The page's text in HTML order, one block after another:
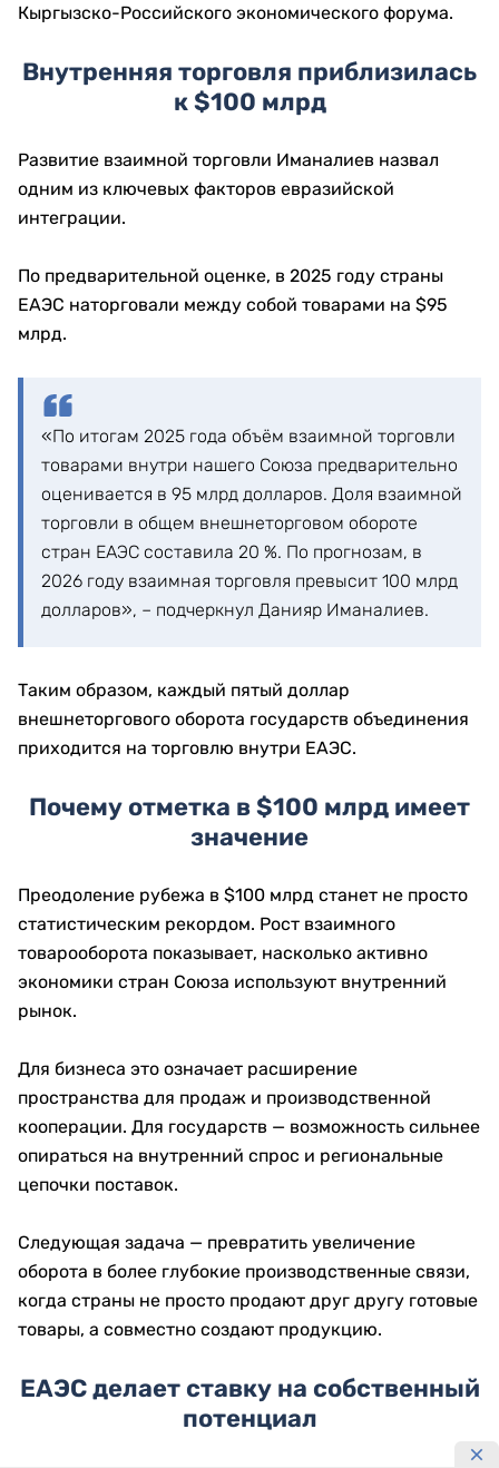
Кыргызско-Российского экономического форума.
Внутренняя торговля приблизилась
к $100 млрд
Развитие взаимной торговли Иманалиев назвал
одним из ключевых факторов евразийской
интеграции.
По предварительной оценке, в 2025 году страны
ЕАЭС наторговали между собой товарами на $95
млрд.
«По итогам 2025 года объём взаимной торговли
товарами внутри нашего Союза предварительно
оценивается в 95 млрд долларов. Доля взаимной
торговли в общем внешнеторговом обороте
стран ЕАЭС составила 20 %. По прогнозам, в
2026 году взаимная торговля превысит 100 млрд
долларов», – подчеркнул Данияр Иманалиев.
Таким образом, каждый пятый доллар
внешнеторгового оборота государств объединения
приходится на торговлю внутри ЕАЭС.
Почему отметка в $100 млрд имеет
значение
Преодоление рубежа в $100 млрд станет не просто
статистическим рекордом. Рост взаимного
товарооборота показывает, насколько активно
экономики стран Союза используют внутренний
рынок.
Для бизнеса это означает расширение
пространства для продаж и производственной
кооперации. Для государств — возможность сильнее
опираться на внутренний спрос и региональные
цепочки поставок.
Следующая задача — превратить увеличение
оборота в более глубокие производственные связи,
когда страны не просто продают друг другу готовые
товары, а совместно создают продукцию.
ЕАЭС делает ставку на собственный
потенциал